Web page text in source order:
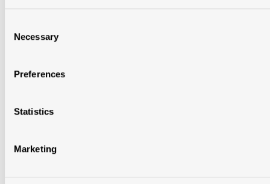
Selection
Necessary
Preferences
Statistics
Marketing